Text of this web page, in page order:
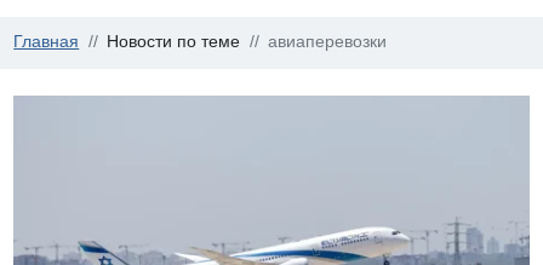
Главная Новости по теме авиаперевозки